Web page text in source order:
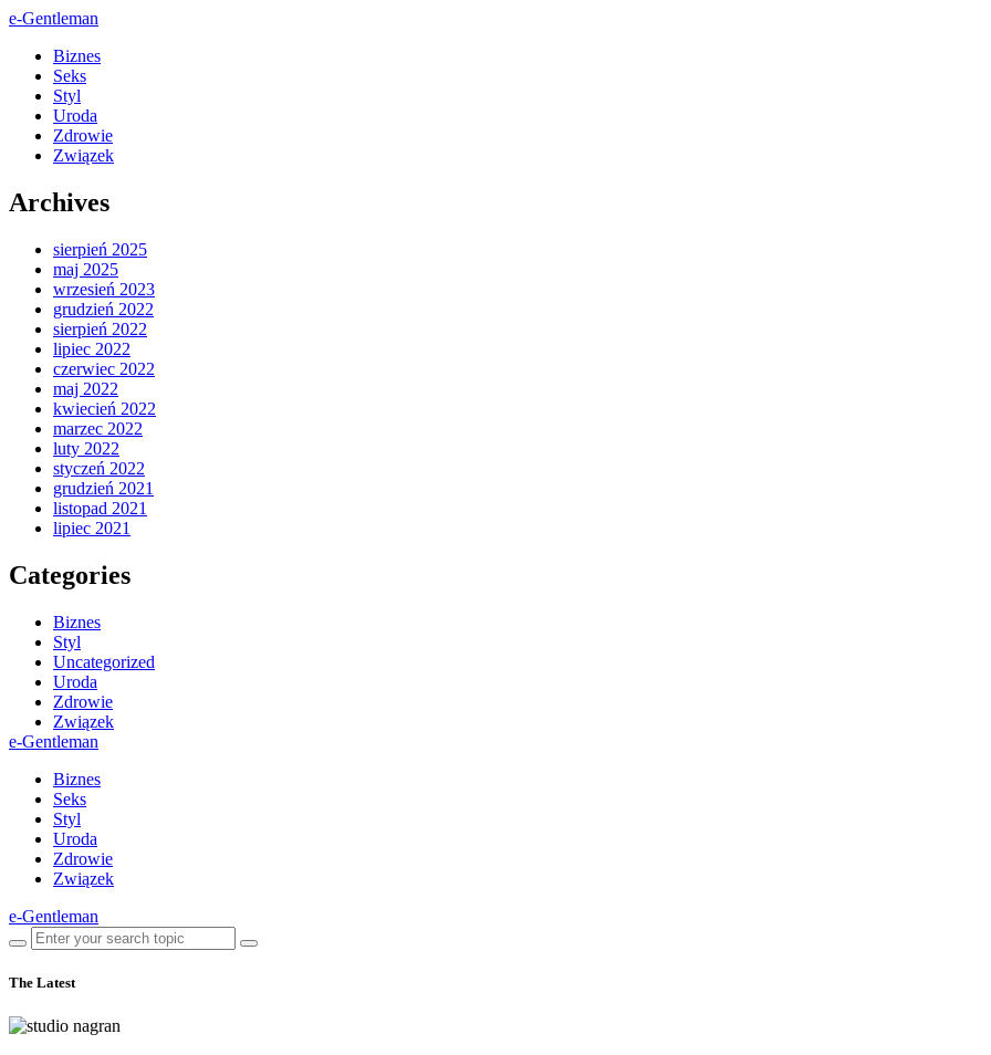
e-Gentleman
Biznes
Seks
Styl
Uroda
Zdrowie
Związek
Archives
sierpień 2025
maj 2025
wrzesień 2023
grudzień 2022
sierpień 2022
lipiec 2022
czerwiec 2022
maj 2022
kwiecień 2022
marzec 2022
luty 2022
styczeń 2022
grudzień 2021
listopad 2021
lipiec 2021
Categories
Biznes
Styl
Uncategorized
Uroda
Zdrowie
Związek
e-Gentleman
Biznes
Seks
Styl
Uroda
Zdrowie
Związek
e-Gentleman
The Latest